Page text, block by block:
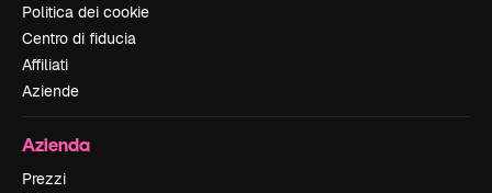
Politica dei cookie
Centro di fiducia
Affiliati
Aziende
Azienda
Prezzi